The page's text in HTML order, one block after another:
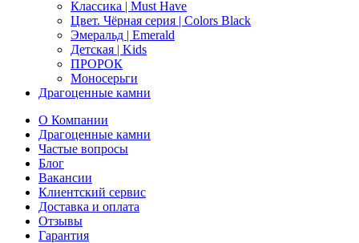
Классика | Must Have
Цвет. Чёрная серия | Colors Black
Эмеральд | Emerald
Детская | Kids
ПРОРОК
Моносерьги
Драгоценные камни
О Компании
Драгоценные камни
Частые вопросы
Блог
Вакансии
Клиентский сервис
Доставка и оплата
Отзывы
Гарантия